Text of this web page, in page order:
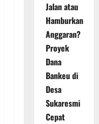
Jalan atau
Hamburkan
Anggaran?
Proyek
Dana
Bankeu di
Desa
Sukaresmi
Cepat